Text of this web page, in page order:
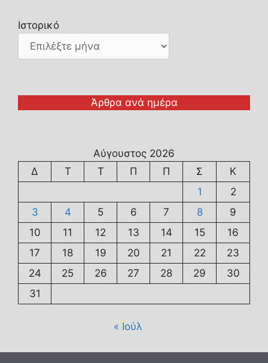
Ιστορικό
Άρθρα ανά ημέρα
Αύγουστος 2026
Δ
Τ Τ Π Π Σ
Κ
1
2
3
4 5 6 7 8
9
10
11 12 13 14 15
16
17
18 19 20 21 22
23
24
25 26 27 28 29
30
31
« Ιούλ